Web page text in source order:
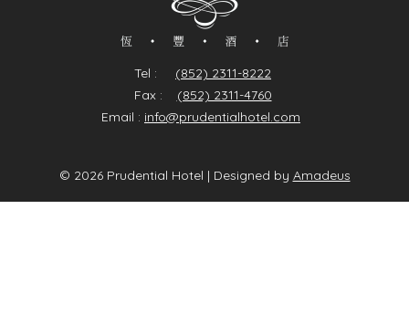
Tel : (852) 2311-8222
Fax : (852) 2311-4760
Email : info@prudentialhotel.com
© 2026 Prudential Hotel | Designed by Amadeus